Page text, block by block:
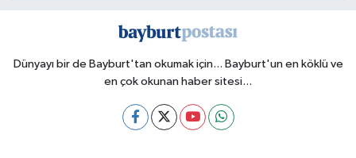
Dünyayı bir de Bayburt'tan okumak için... Bayburt'un en köklü ve
en çok okunan haber sitesi...